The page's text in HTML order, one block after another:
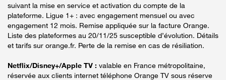
suivant la mise en service et activation du compte de la
plateforme. Ligue 1+ : avec engagement mensuel ou avec
engagement 12 mois. Remise appliquée sur la facture Orange.
Liste des plateformes au 20/11/25 susceptible d’évolution. Détails
et tarifs sur orange.fr. Perte de la remise en cas de résiliation.
Netflix/Disney+/Apple TV : valable en France métropolitaine,
réservée aux clients internet téléphone Orange TV sous réserve